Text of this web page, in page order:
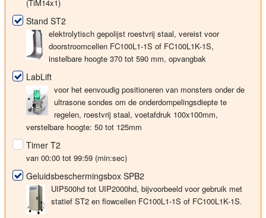
(TiM14x1)
Stand ST2
elektrolytisch gepolijst roestvrij staal, vereist voor
doorstroomcellen FC100L1-1S of FC100L1K-1S,
instelbare hoogte 370 tot 590 mm, opvangbak
LabLift
voor het eenvoudig positioneren van monsters onder de
ultrasone sondes om de onderdompelingsdiepte te
regelen, roestvrij staal, voetafdruk 100x100mm,
verstelbare hoogte: 50 tot 125mm
Timer T2
van 00:00 tot 99:59 (min:sec)
Geluidsbeschermingsbox SPB2
UIP500hd tot UIP2000hd, bijvoorbeeld voor gebruik met
statief ST2 en flowcellen FC100L1-1S of FC100L1K-1S.